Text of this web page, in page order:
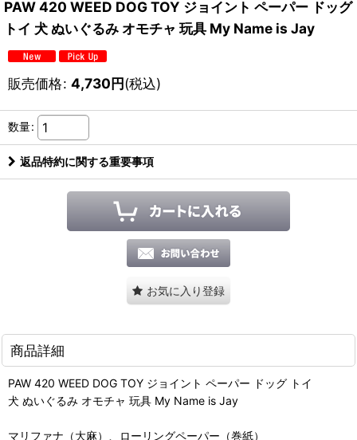
PAW 420 WEED DOG TOY ジョイント ペーパー ドッグ
トイ 犬 ぬいぐるみ オモチャ 玩具 My Name is Jay
販売価格: 4,730円(税込)
数量:
返品特約に関する重要事項
お気に入り登録
商品詳細
PAW 420 WEED DOG TOY ジョイント ペーパー ドッグ トイ
犬 ぬいぐるみ オモチャ 玩具 My Name is Jay
マリファナ（大麻）、ローリングペーパー（巻紙）